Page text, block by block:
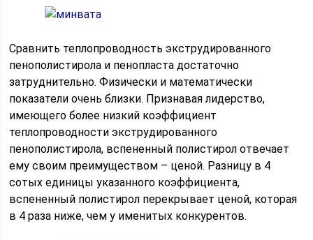
Сравнить теплопроводность экструдированного
пенополистирола и пенопласта достаточно
затруднительно. Физически и математически
показатели очень близки. Признавая лидерство,
имеющего более низкий коэффициент
теплопроводности экструдированного
пенополистирола, вспененный полистирол отвечает
ему своим преимуществом – ценой. Разницу в 4
сотых единицы указанного коэффициента,
вспененный полистирол перекрывает ценой, которая
в 4 раза ниже, чем у именитых конкурентов.